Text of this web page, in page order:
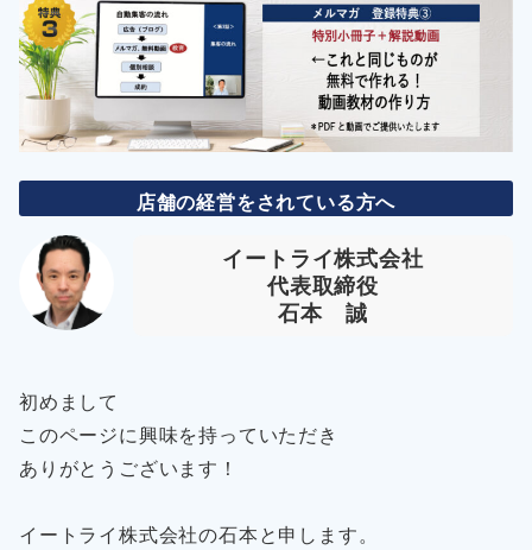
店舗の経営をされている方へ
イートライ株式会社
代表取締役
石本 誠
初めまして
このページに興味を持っていただき
ありがとうございます！
イートライ株式会社の石本と申します。